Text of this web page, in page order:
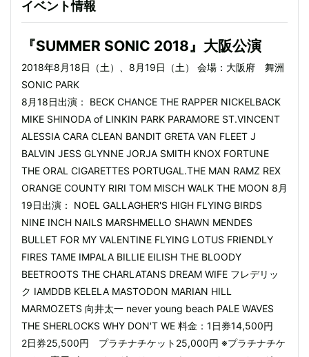
イベント情報
『SUMMER SONIC 2018』大阪公演
2018年8月18日（土）、8月19日（土） 会場：大阪府 舞洲
SONIC PARK
8月18日出演： BECK CHANCE THE RAPPER NICKELBACK
MIKE SHINODA of LINKIN PARK PARAMORE ST.VINCENT
ALESSIA CARA CLEAN BANDIT GRETA VAN FLEET J
BALVIN JESS GLYNNE JORJA SMITH KNOX FORTUNE
THE ORAL CIGARETTES PORTUGAL.THE MAN RAMZ REX
ORANGE COUNTY RIRI TOM MISCH WALK THE MOON 8月
19日出演： NOEL GALLAGHER'S HIGH FLYING BIRDS
NINE INCH NAILS MARSHMELLO SHAWN MENDES
BULLET FOR MY VALENTINE FLYING LOTUS FRIENDLY
FIRES TAME IMPALA BILLIE EILISH THE BLOODY
BEETROOTS THE CHARLATANS DREAM WIFE フレデリッ
ク IAMDDB KELELA MASTODON MARIAN HILL
MARMOZETS 向井太一 never young beach PALE WAVES
THE SHERLOCKS WHY DON'T WE 料金：1日券14,500円
2日券25,500円 プラチナチケット25,000円 ※プラチナチケ